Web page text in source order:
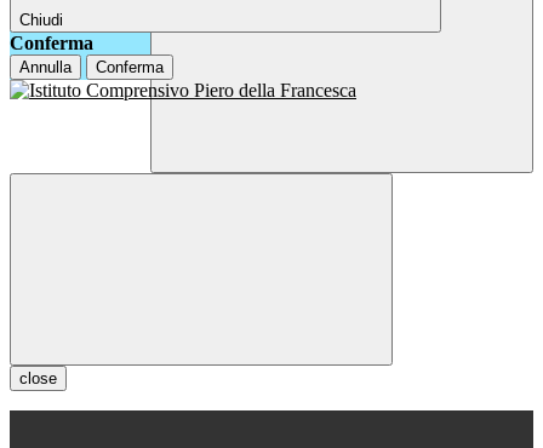
Chiudi
Conferma
Annulla Conferma
close